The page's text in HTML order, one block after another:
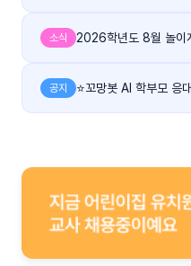
소식 2026학년도 8월 놀이
공지 ⭐꼬망봇 AI 학부모 응